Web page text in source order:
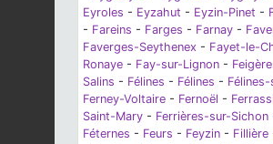
Eyroles - Eyzahut - Eyzin-Pinet -
- Fareins - Farges - Farnay -
Faverges-Seythenex - Fayet-le-
Ronaye - Fay-sur-Lignon -
Salins - Félines - Félines -
Ferney-Voltaire - Fernoël -
Saint-Mary - Ferrières-sur-Sichon
Féternes - Feurs - Feyzin - Fillière